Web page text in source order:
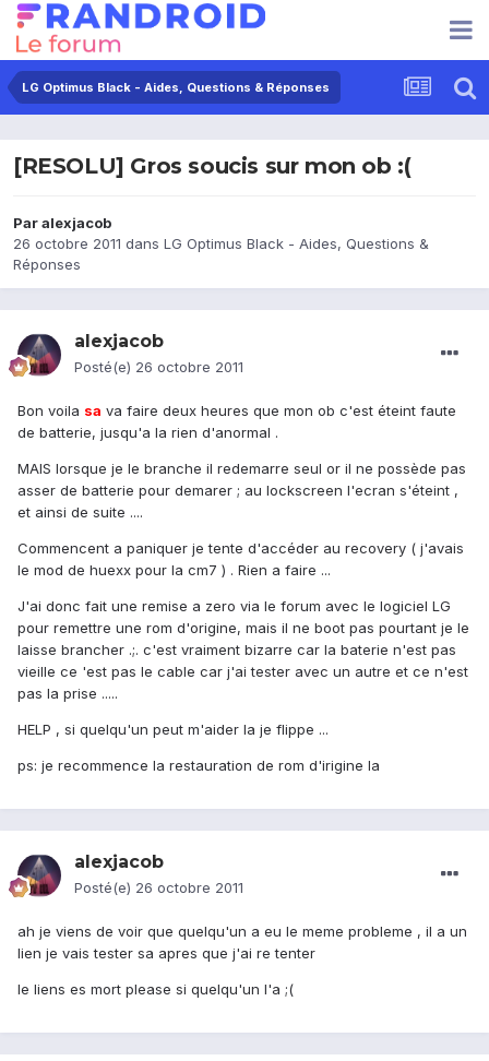
LG Optimus Black - Aides, Questions & Réponses
[RESOLU] Gros soucis sur mon ob :(
Paralexjacob
26 octobre 2011 dans LG Optimus Black - Aides, Questions &
Réponses
alexjacob
Posté(e) 26 octobre 2011
Bon voila sa va faire deux heures que mon ob c'est éteint faute
de batterie, jusqu'a la rien d'anormal .
MAIS lorsque je le branche il redemarre seul or il ne possède pas
asser de batterie pour demarer ; au lockscreen l'ecran s'éteint ,
et ainsi de suite ....
Commencent a paniquer je tente d'accéder au recovery ( j'avais
le mod de huexx pour la cm7 ) . Rien a faire ...
J'ai donc fait une remise a zero via le forum avec le logiciel LG
pour remettre une rom d'origine, mais il ne boot pas pourtant je le
laisse brancher .;. c'est vraiment bizarre car la baterie n'est pas
vieille ce 'est pas le cable car j'ai tester avec un autre et ce n'est
pas la prise .....
HELP , si quelqu'un peut m'aider la je flippe ...
ps: je recommence la restauration de rom d'irigine la
alexjacob
Posté(e) 26 octobre 2011
ah je viens de voir que quelqu'un a eu le meme probleme , il a un
lien je vais tester sa apres que j'ai re tenter
le liens es mort please si quelqu'un l'a ;(